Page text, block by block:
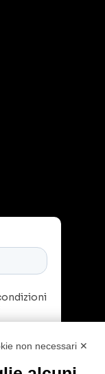
non necessari ✕